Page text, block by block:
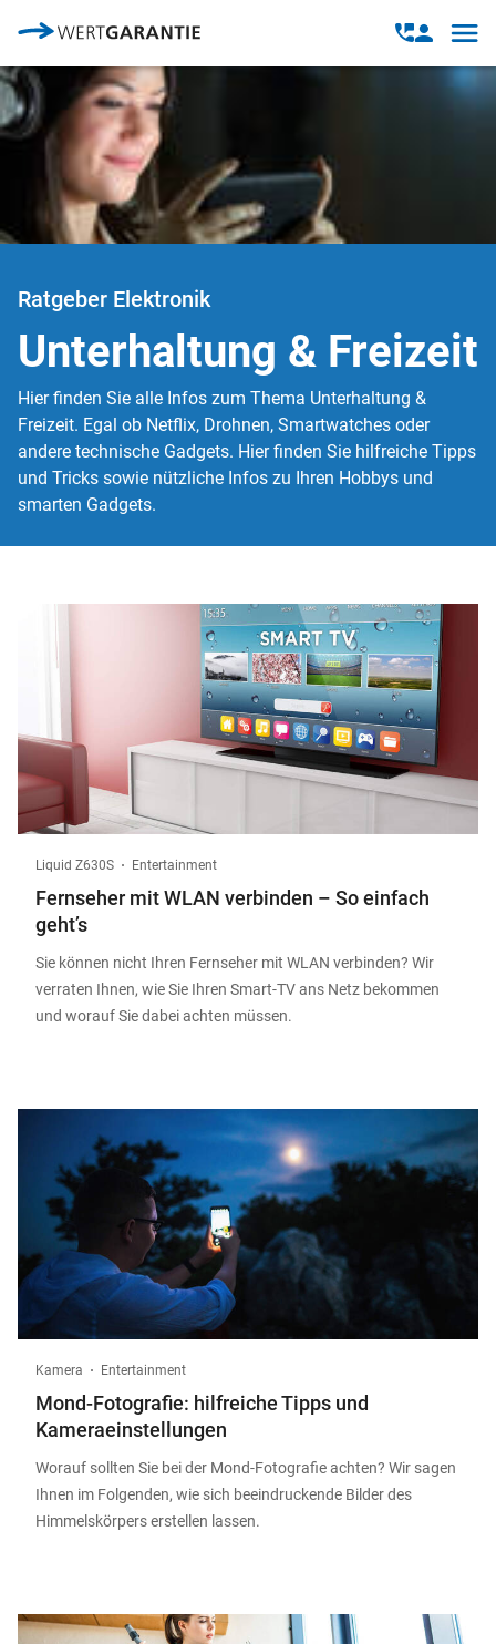
Open
Open
Ratgeber Elektronik
Unterhaltung & Freizeit
Hier finden Sie alle Infos zum Thema Unterhaltung &
Freizeit. Egal ob Netflix, Drohnen, Smartwatches oder
andere technische Gadgets. Hier finden Sie hilfreiche Tipps
und Tricks sowie nützliche Infos zu Ihren Hobbys und
smarten Gadgets.
Liquid Z630S Entertainment
Fernseher mit WLAN verbinden – So einfach
geht’s
Sie können nicht Ihren Fernseher mit WLAN verbinden? Wir
verraten Ihnen, wie Sie Ihren Smart-TV ans Netz bekommen
und worauf Sie dabei achten müssen.
Kamera Entertainment
Mond-Fotografie: hilfreiche Tipps und
Kameraeinstellungen
Worauf sollten Sie bei der Mond-Fotografie achten? Wir sagen
Ihnen im Folgenden, wie sich beeindruckende Bilder des
Himmelskörpers erstellen lassen.